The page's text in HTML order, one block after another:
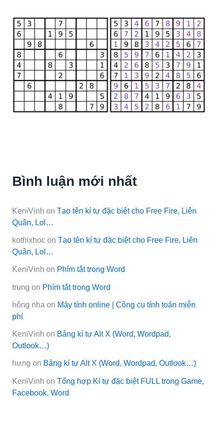
Bình luận mới nhất
KeniVinh onTạo tên kí tự đặc biệt cho Free Fire, Liên
Quân, Lol…
kothixhoc onTạo tên kí tự đặc biệt cho Free Fire, Liên
Quân, Lol…
KeniVinh on Phím tắt trong Word
trung on Phím tắt trong Word
hông nha on Máy tính online | Công cụ tính toán miễn
phí
KeniVinh on Bảng kí tự Alt X (Word, Wordpad,
Outlook…)
hưng on Bảng kí tự Alt X (Word, Wordpad, Outlook…)
KeniVinh onTổng hợp Kí tự đặc biệt FULL trong Game,
Facebook, Word